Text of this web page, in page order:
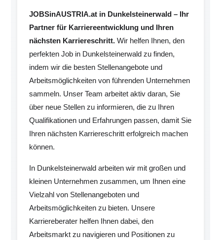
JOBSinAUSTRIA.at in Dunkelsteinerwald – Ihr
Partner für Karriereentwicklung und Ihren
nächsten Karriereschritt. Wir helfen Ihnen, den
perfekten Job in Dunkelsteinerwald zu finden,
indem wir die besten Stellenangebote und
Arbeitsmöglichkeiten von führenden Unternehmen
sammeln. Unser Team arbeitet aktiv daran, Sie
über neue Stellen zu informieren, die zu Ihren
Qualifikationen und Erfahrungen passen, damit Sie
Ihren nächsten Karriereschritt erfolgreich machen
können.
In Dunkelsteinerwald arbeiten wir mit großen und
kleinen Unternehmen zusammen, um Ihnen eine
Vielzahl von Stellenangeboten und
Arbeitsmöglichkeiten zu bieten. Unsere
Karriereberater helfen Ihnen dabei, den
Arbeitsmarkt zu navigieren und Positionen zu